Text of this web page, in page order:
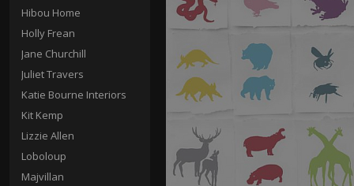
Hibou Home
Holly Frean
Jane Churchill
Juliet Travers
Katie Bourne Interiors
Kit Kemp
Lizzie Allen
Loboloup
Majvillan